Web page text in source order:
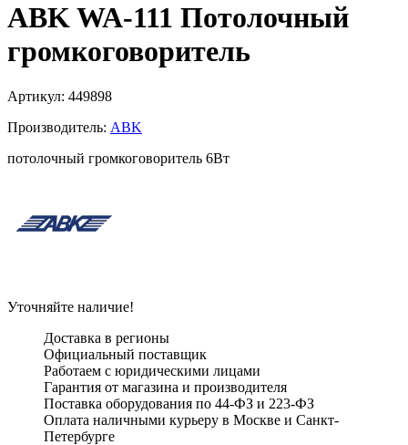
ABK WA-111 Потолочный
громкоговоритель
Артикул: 449898
Производитель: ABK
потолочный громкоговоритель 6Вт
Уточняйте наличие!
Доставка в регионы
Официальный поставщик
Работаем с юридическими лицами
Гарантия от магазина и производителя
Поставка оборудования по 44-ФЗ и 223-ФЗ
Оплата наличными курьеру в Москве и Санкт-
Петербурге